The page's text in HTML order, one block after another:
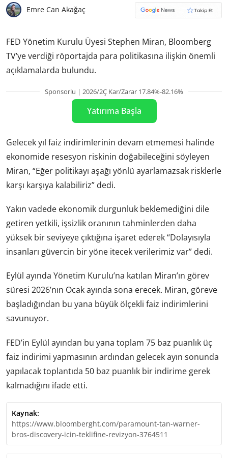
Emre Can Akağaç
FED Yönetim Kurulu Üyesi Stephen Miran, Bloomberg
TV’ye verdiği röportajda para politikasına ilişkin önemli
açıklamalarda bulundu.
Sponsorlu | 2026/2Ç Kar/Zarar 17.84%-82.16%
Yatırıma Başla
Gelecek yıl faiz indirimlerinin devam etmemesi halinde
ekonomide resesyon riskinin doğabileceğini söyleyen
Miran, “Eğer politikayı aşağı yönlü ayarlamazsak risklerle
karşı karşıya kalabiliriz” dedi.
Yakın vadede ekonomik durgunluk beklemediğini dile
getiren yetkili, işsizlik oranının tahminlerden daha
yüksek bir seviyeye çıktığına işaret ederek “Dolayısıyla
insanları güvercin bir yöne itecek verilerimiz var” dedi.
Eylül ayında Yönetim Kurulu’na katılan Miran’ın görev
süresi 2026’nın Ocak ayında sona erecek. Miran, göreve
başladığından bu yana büyük ölçekli faiz indirimlerini
savunuyor.
FED’in Eylül ayından bu yana toplam 75 baz puanlık üç
faiz indirimi yapmasının ardından gelecek ayın sonunda
yapılacak toplantıda 50 baz puanlık bir indirime gerek
kalmadığını ifade etti.
Kaynak:
https://www.bloomberght.com/paramount-tan-warner-
bros-discovery-icin-teklifine-revizyon-3764511